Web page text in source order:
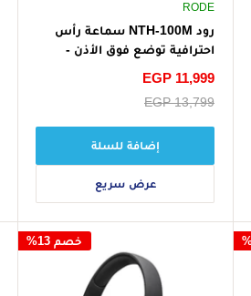
RODE
رود NTH-100M سماعة رأس
احترافية توضع فوق الأذن -
سعر
EGP 11,999
سعر
EGP 13,799
إضافة للسلة
عرض سريع
خصم 13%